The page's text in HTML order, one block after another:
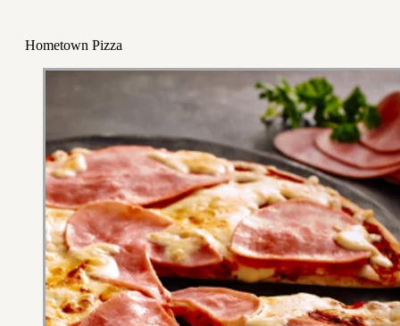
Hometown Pizza